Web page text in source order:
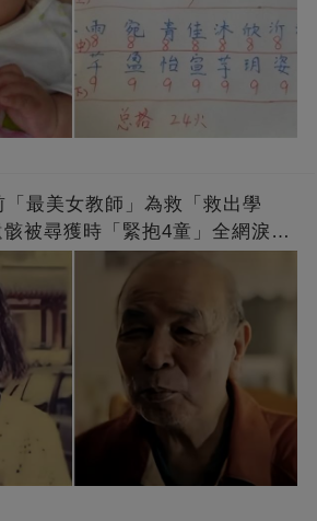
「最美女教師」為救「救出學
被尋獲時「緊抱4童」全網淚
被遺忘